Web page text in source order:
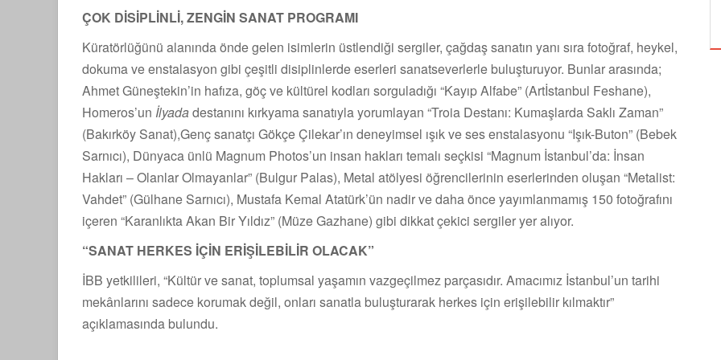
ÇOK DİSİPLİNLİ, ZENGİN SANAT PROGRAMI
Küratörlüğünü alanında önde gelen isimlerin üstlendiği sergiler, çağdaş sanatın yanı sıra fotoğraf, heykel,
dokuma ve enstalasyon gibi çeşitli disiplinlerde eserleri sanatseverlerle buluşturuyor. Bunlar arasında;
Ahmet Güneştekin’in hafıza, göç ve kültürel kodları sorguladığı “Kayıp Alfabe” (Artİstanbul Feshane),
Homeros’un İlyadadestanını kırkyama sanatıyla yorumlayan “Troia Destanı: Kumaşlarda Saklı Zaman”
(Bakırköy Sanat),Genç sanatçı Gökçe Çilekar’ın deneyimsel ışık ve ses enstalasyonu “Işık-Buton” (Bebek
Sarnıcı), Dünyaca ünlü Magnum Photos’un insan hakları temalı seçkisi “Magnum İstanbul’da: İnsan
Hakları – Olanlar Olmayanlar” (Bulgur Palas), Metal atölyesi öğrencilerinin eserlerinden oluşan “Metalist:
Vahdet” (Gülhane Sarnıcı), Mustafa Kemal Atatürk’ün nadir ve daha önce yayımlanmamış 150 fotoğrafını
içeren “Karanlıkta Akan Bir Yıldız” (Müze Gazhane) gibi dikkat çekici sergiler yer alıyor.
“SANAT HERKES İÇİN ERİŞİLEBİLİR OLACAK”
İBB yetkilileri, “Kültür ve sanat, toplumsal yaşamın vazgeçilmez parçasıdır. Amacımız İstanbul’un tarihi
mekânlarını sadece korumak değil, onları sanatla buluşturarak herkes için erişilebilir kılmaktır”
açıklamasında bulundu.